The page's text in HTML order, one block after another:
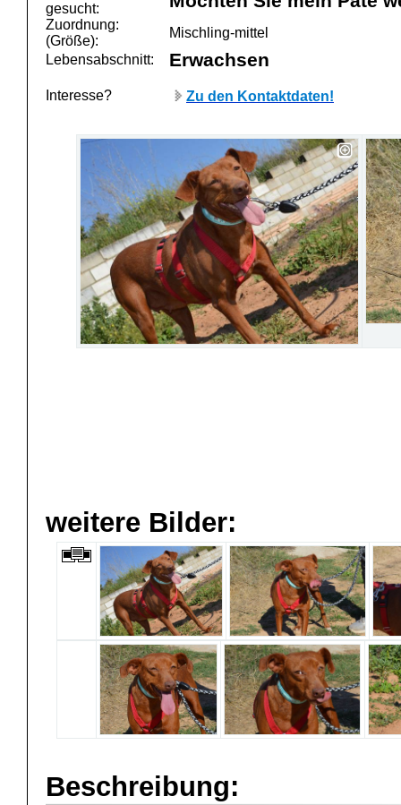
gesucht:
Zuordnung:
(Größe):
Mischling-mittel
Lebensabschnitt:
Erwachsen
Interesse? Zu den Kontaktdaten!
weitere Bilder:
Beschreibung: